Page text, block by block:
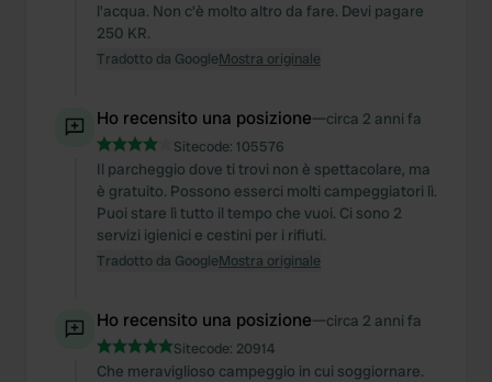
l'acqua. Non c'è molto altro da fare. Devi pagare
250 KR.
Tradotto da GoogleMostra originale
Ho recensito una posizione—circa 2 anni fa
Sitecode: 105576
Il parcheggio dove ti trovi non è spettacolare, ma
è gratuito. Possono esserci molti campeggiatori lì.
Puoi stare lì tutto il tempo che vuoi. Ci sono 2
servizi igienici e cestini per i rifiuti.
Tradotto da GoogleMostra originale
Ho recensito una posizione—circa 2 anni fa
Sitecode: 20914
Che meraviglioso campeggio in cui soggiornare.